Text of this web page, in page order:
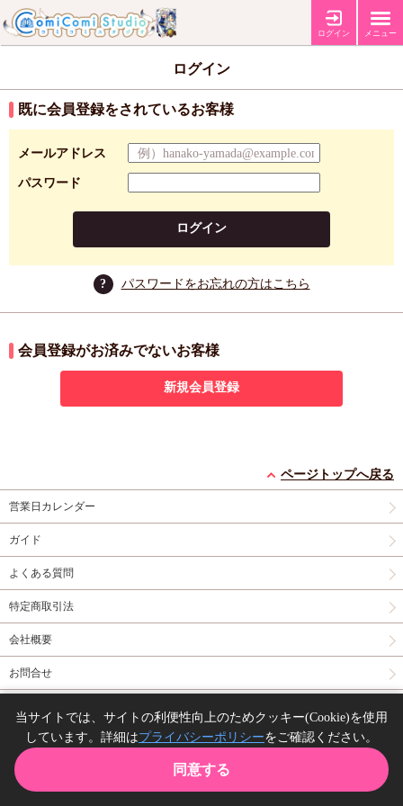
ログイン メニュー
ログイン
既に会員登録をされているお客様
メールアドレス
パスワード
ログイン
? パスワードをお忘れの方はこちら
会員登録がお済みでないお客様
新規会員登録
ページトップへ戻る
営業日カレンダー
ガイド
よくある質問
特定商取引法
会社概要
お問合せ
Copyright(C) comicomi studio. All right reserved.
当サイトでは、サイトの利便性向上のためクッキー(Cookie)を使用
しています。詳細はプライバシーポリシーをご確認ください。
同意する